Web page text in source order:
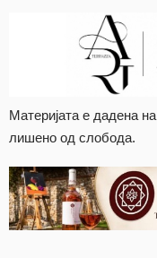
Материјата е дадена
лишено од слобода.